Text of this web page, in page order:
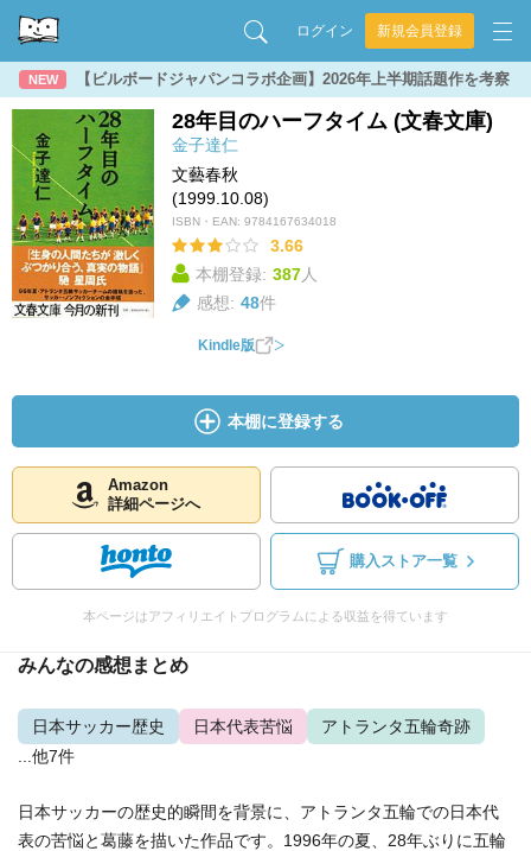
ログイン 新規会員登録
NEW 【ビルボードジャパンコラボ企画】2026年上半期話題作を考察
28年目のハーフタイム (文春文庫)
金子達仁
文藝春秋
(1999.10.08)
ISBN・EAN: 9784167634018
3.66
本棚登録: 387人
感想: 48件
Kindle版
本棚に登録する
Amazon
詳細ページへ
購入ストア一覧
本ページはアフィリエイトプログラムによる収益を得ています
みんなの感想まとめ
日本サッカー歴史 日本代表苦悩
アトランタ五輪奇跡
...他7件
日本サッカーの歴史的瞬間を背景に、アトランタ五輪での日本代
表の苦悩と葛藤を描いた作品です。1996年の夏、28年ぶりに五輪